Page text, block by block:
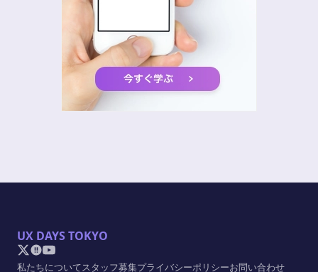
UX DAYS TOKYO
私たちについてスタッフ募集プライバシーポリシーお問い合わせ